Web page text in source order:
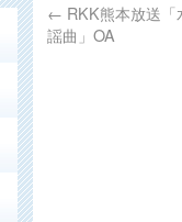
← RKK熊本放送
謡曲」OA